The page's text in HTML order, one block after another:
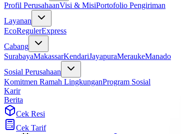
Profil PerusahaanVisi & MisiPortofolio Pengiriman
Layanan
EcoRegulerExpress
Cabang
SurabayaMakassarKendariJayapuraMeraukeManado
Sosial Perusahaan
Komitmen Ramah LingkunganProgram Sosial
Karir
Berita
Cek Resi
Cek Tarif